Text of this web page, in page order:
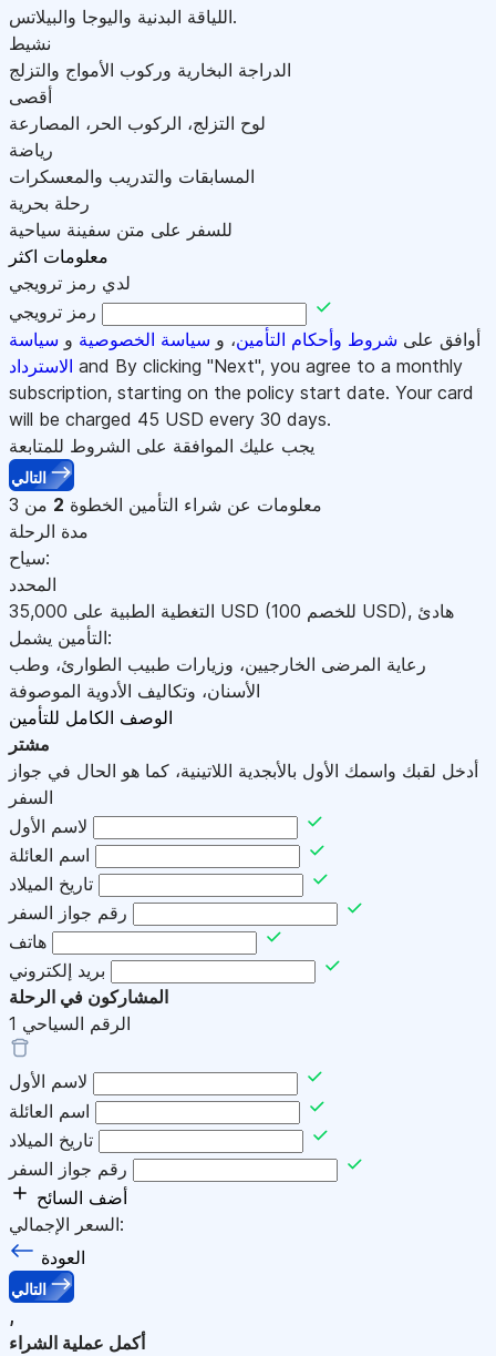
اللياقة البدنية واليوجا والبيلاتس.
نشيط
الدراجة البخارية وركوب الأمواج والتزلج
أقصى
لوح التزلج، الركوب الحر، المصارعة
رياضة
المسابقات والتدريب والمعسكرات
رحلة بحرية
للسفر على متن سفينة سياحية
معلومات اكثر
لدي رمز ترويجي
رمز ترويجي
أوافق على شروط وأحكام التأمين، و سياسة الخصوصية و سياسة
الاسترداد and By clicking "Next", you agree to a monthly
subscription, starting on the policy start date. Your card
will be charged 45 USD every 30 days.
يجب عليك الموافقة على الشروط للمتابعة
التالي
معلومات عن شراء التأمين الخطوة 2 من 3
مدة الرحلة
سياح:
المحدد
التغطية الطبية على 35,000 USD USD), هادئ
التأمين يشمل:
رعاية المرضى الخارجيين، وزيارات طبيب الطوارئ، وطب
الأسنان، وتكاليف الأدوية الموصوفة
الوصف الكامل للتأمين
مشتر
أدخل لقبك واسمك الأول بالأبجدية اللاتينية، كما هو الحال في جواز
السفر
لاسم الأول
اسم العائلة
تاريخ الميلاد
رقم جواز السفر
هاتف
بريد إلكتروني
المشاركون في الرحلة
الرقم السياحي 1
لاسم الأول
اسم العائلة
تاريخ الميلاد
رقم جواز السفر
أضف السائح
السعر الإجمالي:
العودة
التالي
,
أكمل عملية الشراء